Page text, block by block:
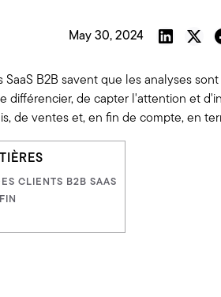
May 30, 2024
SaaS B2B savent que les analyses
différencier, de capter l'attention et
de ventes et, en fin de compte, en
CLIENTS B2B SAAS